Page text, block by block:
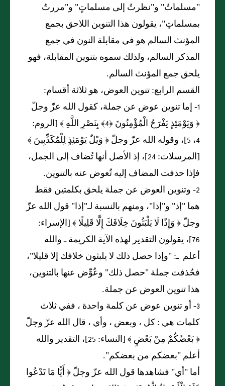
"مسلماتٌ" و"نظرتُ إلى مسلماتٍ" و"مررتُ
بمسلماتٍ"، يقولون هذا التنوين اللاحق بجمع
المؤنث السالم هو في مقابلة النون في جمع
المذكر السالم، ولذلك سموه بتنوين المقابلة، فهو
يلحق جمع المؤنث السالم.
القسم الرابع: تنوين العوض، هو ثلاثة أقسام:
1- إما تنوين عوض عن جملة، كقول الله عزّ وجلّ
﴿ وَيَوْمَئِذٍ يَفْرَحُ الْمُؤْمِنُونَ ﴿4﴾ بِنَصْرِ اللَّهِ ﴾ [الروم:
4، 5]، وقوله الله عزّ وجلّ ﴿ وَيْلٌ يَوْمَئِذٍ لِلْمُكَذِّبِينَ ﴾
[المرسلات: 24]، إذ الأصل أنها تُضاف إلى الجمل،
فإذا حذفت المضاف إليه تُعوض عنه بالتنوين.
2- وتنوين العوض عن جملة يلحق بكلمتين فقط
هما "إذ" و"إذا"، ومنهم بالنسبة لـ"إذا" قول الله عزّ
وجلّ ﴿ وَإِذًا لَا يَلْبَثُونَ خِلَافَكَ إِلَّا قَلِيلًا ﴾ [الإسراء:
76]، يقولون التقدير لهذه الآية الكريمة ـ والله
أعلم ـ: "وإذا حصل ذلك لا يلبثون خلافك إلا قليلا"،
فحُذفت جملة "حصل ذلك" وعُوِّض عنها بالتنوين،
هذا تنوين العوض عن جملة.
3- أو تنوين عوض عن كلمة واحدة ، ففي ثلاث
كلمات هي : كل ، وبعض ، وأي ، قال الله عزّ وجلّ
﴿ بَعْضُكُمْ مِنْ بَعْضٍ ﴾ [النساء: 25]، التقدير والله
أعلم "بعضكم من بعضكم".
أما "أي" فشاهدها قول الله عزّ وجلّ ﴿ أَيًّا مَا تَدْعُوا